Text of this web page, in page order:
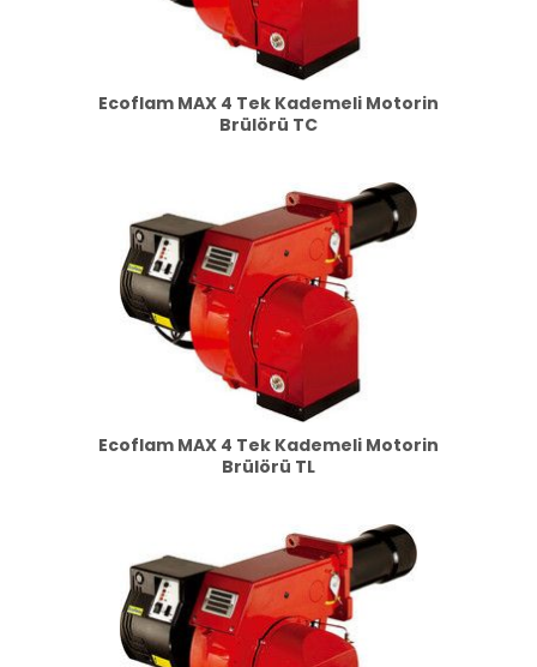
Ecoflam MAX 4 Tek Kademeli Motorin
Brülörü TC
Ecoflam MAX 4 Tek Kademeli Motorin
Brülörü TL